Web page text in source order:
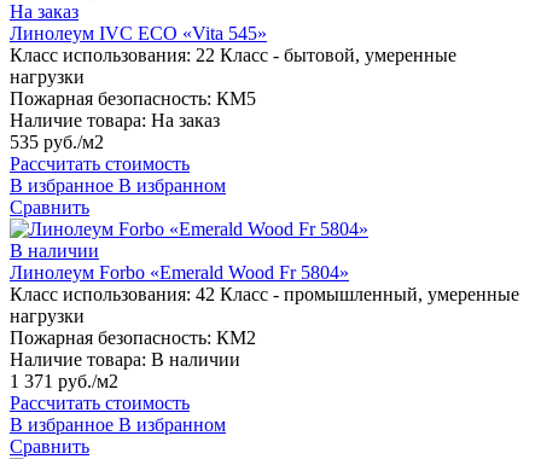
На заказ
Линолеум IVC ECO «Vita 545»
Класс использования: 22 Класс - бытовой, умеренные
нагрузки
Пожарная безопасность: КМ5
Наличие товара: На заказ
535 руб./м2
Рассчитать стоимость
В избранное В избранном
Сравнить
В наличии
Линолеум Forbo «Emerald Wood Fr 5804»
Класс использования: 42 Класс - промышленный, умеренные
нагрузки
Пожарная безопасность: КМ2
Наличие товара: В наличии
1 371 руб./м2
Рассчитать стоимость
В избранное В избранном
Сравнить